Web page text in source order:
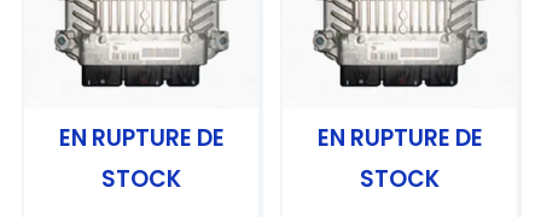
EN RUPTURE DE
STOCK
EN RUPTURE DE
STOCK